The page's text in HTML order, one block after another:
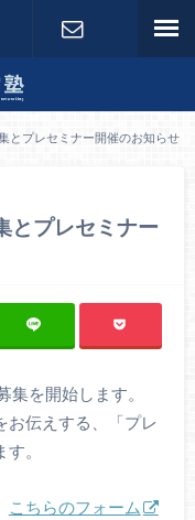
せ
とプレセミナー開催のお知らせ
とプレセミナー
を開始します。
お伝えする、「プレ
。
こちらのフォーム